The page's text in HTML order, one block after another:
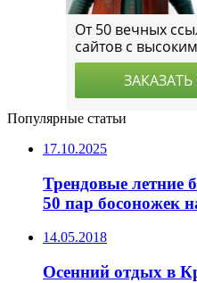
Популярные статьи
17.10.2025
Трендовые летние
50 пар босоножек
14.05.2018
Осенний отдых в